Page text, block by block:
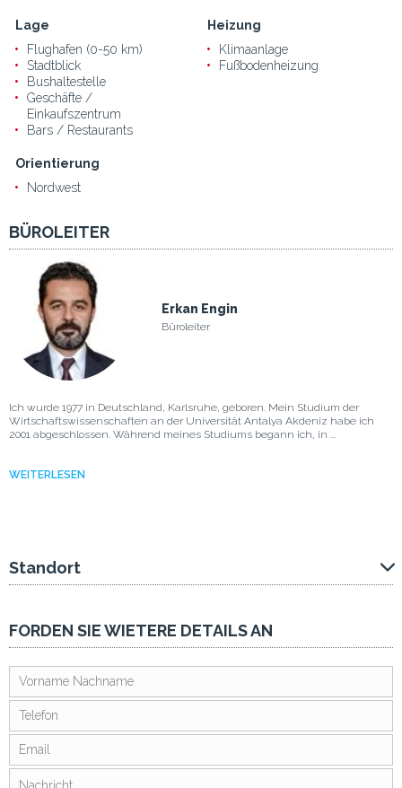
Lage
Flughafen (0-50 km)
Stadtblick
Bushaltestelle
Geschäfte /
Einkaufszentrum
Bars / Restaurants
Heizung
Klimaanlage
Fußbodenheizung
Orientierung
Nordwest
BÜROLEITER
Erkan Engin
Büroleiter
Ich wurde 1977 in Deutschland, Karlsruhe, geboren. Mein Studium der
Wirtschaftswissenschaften an der Universität Antalya Akdeniz habe ich
2001 abgeschlossen. Während meines Studiums begann ich, in ...
WEITERLESEN
Standort
FORDEN SIE WIETERE DETAILS AN